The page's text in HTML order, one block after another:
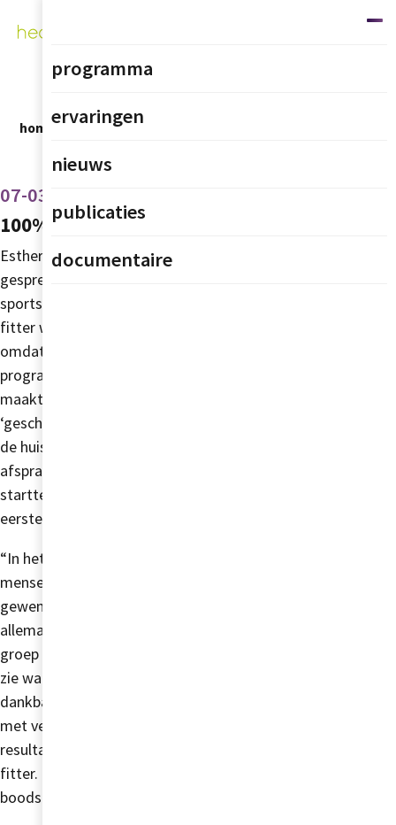
programma
ervaringen
nieuws
publicaties
documentaire
home nieuws 100% geven voor een gezonde leefstijl
07-03-2023
100% geven voor een gezonde leefstijl
Esther Schlicher wilde in 2019 gaan sporten. In een
gesprek met Tino, een van de medewerkers van de
sportschool, sprak ze over haar doelen: afvallen en
fitter worden. Tino bracht healthyLIFE ter sprake,
omdat hij voor haar de meerwaarde in dit
programma zag. Esther las erover op internet en
maakte een afspraak met de huisarts. Ze bleek een
‘geschikte kandidaat’ voor healthyLIFE en kreeg van
de huisarts de doorverwijzing. Esther maakte een
afspraak met Tino, die haar leefstijlcoach werd, en
startte kort daarna met Tim (beweegcoach) haar
eerste beweeggroepsessie.
“In het begin was het natuurlijk wennen. Nieuwe
mensen, oefeningen doen die mijn lichaam niet
gewend was. Maar het was al gauw duidelijk dat we
allemaal voor hetzelfde doel streden. Een leuke
groep en ieder op zijn eigen tempo, dat was fijn. Als ik
zie waar ik nu sta, ben ik Tino, Tim en de groep
dankbaar. Ik sport nu minstens drie keer per week
met veel plezier. Daarnaast is het belangrijkste
resultaat dat mijn MS onder controle is: ik voel me
fitter. Ik ben bewuster gaan leven qua eten en
boodschappen doen."